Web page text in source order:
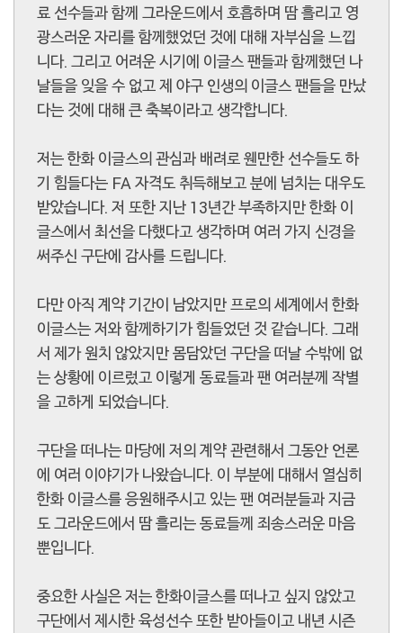
료 선수들과 함께 그라운드에서 호흡하며 땀 흘리고 영
광스러운 자리를 함께했었던 것에 대해 자부심을 느낍
니다. 그리고 어려운 시기에 이글스 팬들과 함께했던 나
날들을 잊을 수 없고 제 야구 인생의 이글스 팬들을 만났
다는 것에 대해 큰 축복이라고 생각합니다.
저는 한화 이글스의 관심과 배려로 웬만한 선수들도 하
기 힘들다는 FA 자격도 취득해보고 분에 넘치는 대우도
받았습니다. 저 또한 지난 13년간 부족하지만 한화 이
글스에서 최선을 다했다고 생각하며 여러 가지 신경을
써주신 구단에 감사를 드립니다.
다만 아직 계약 기간이 남았지만 프로의 세계에서 한화
이글스는 저와 함께하기가 힘들었던 것 같습니다. 그래
서 제가 원치 않았지만 몸담았던 구단을 떠날 수밖에 없
는 상황에 이르렀고 이렇게 동료들과 팬 여러분께 작별
을 고하게 되었습니다.
구단을 떠나는 마당에 저의 계약 관련해서 그동안 언론
에 여러 이야기가 나왔습니다. 이 부분에 대해서 열심히
한화 이글스를 응원해주시고 있는 팬 여러분들과 지금
도 그라운드에서 땀 흘리는 동료들께 죄송스러운 마음
뿐입니다.
중요한 사실은 저는 한화이글스를 떠나고 싶지 않았고
구단에서 제시한 육성선수 또한 받아들이고 내년 시즌